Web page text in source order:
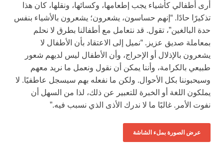
أرى أطفالي كأشياء يجب إطعامها، وكسائها، ونقلها، كان هذا
تذكيرًا حادًا. “إنهم حساسون، يشعرون؛ يشعرون بالأشياء بنفس
حدة البالغين”، تقول. قد نتعامل مع أطفالنا بطرق لا نحلم
بمعاملة صديق عزيز. “نميل إلى الاعتقاد بأن الأطفال لا
يشعرون بالإذلال أو الإحراج، وأن الأطفال ليس لديهم شعور
طبيعي بالكرامة، وأننا يمكن أن نقول ونعمل ما نريد معهم
وسيحبوننا بكل الأحوال. ولكن ما نفعله بهم سيسجل عاطفيًا. لا
يملكون اللغة أو الخبرة للتعبير عن ذلك، لذا من السهل أن
نفوت الأمر. غالبًا ما لا ندرك الأذى الذي نسبب فيه.”
عرض الصورة بملء الشاشة